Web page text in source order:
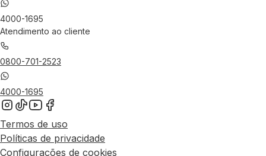
4000-1695
Atendimento ao cliente
0800-701-2523
4000-1695
Termos de uso
Políticas de privacidade
Configurações de cookies